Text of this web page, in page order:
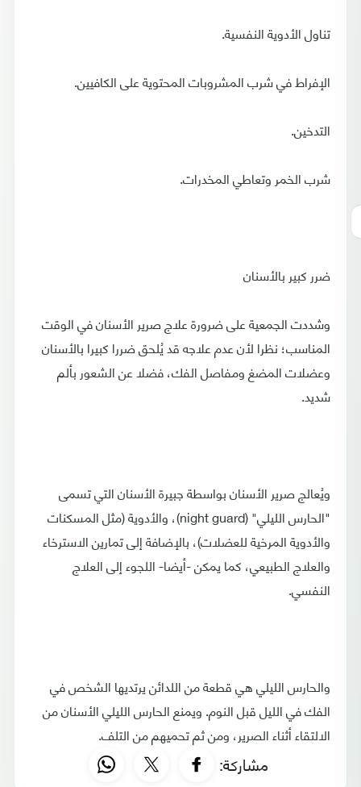
تناول الأدوية ‫النفسية.
الإفراط في شرب المشروبات المحتوية على الكافيين.
‫التدخين.
شرب الخمر وتعاطي المخدرات.
‫ضرر كبير بالأسنان
‫وشددت الجمعية على ضرورة علاج صرير الأسنان في الوقت
المناسب؛ نظرا لأن ‫عدم علاجه قد يُلحق ضررا كبيرا بالأسنان
وعضلات المضغ ومفاصل الفك، فضلا ‫عن الشعور بألم
شديد.
‫ويُعالج صرير الأسنان بواسطة جبيرة الأسنان التي تسمى
"الحارس الليلي" (night guard)، والأدوية (مثل المسكنات
‫والأدوية المرخية للعضلات)، بالإضافة إلى تمارين الاسترخاء
والعلاج ‫الطبيعي، كما يمكن -أيضا- اللجوء إلى العلاج
النفسي.
والحارس الليلي هي قطعة من اللدائن يرتديها الشخص في
الفك في الليل قبل النوم. ويمنع الحارس الليلي الأسنان من
الالتقاء أثناء الصرير، ومن ثم تحميهم من التلف.
مشاركة: